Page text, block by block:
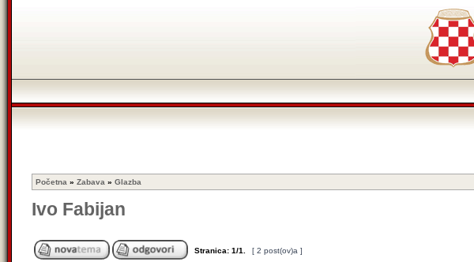
Početna » Zabava » Glazba
Ivo Fabijan
Stranica: 1/1 [ 2 post(ov)a ]